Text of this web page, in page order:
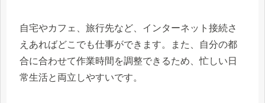
自宅やカフェ、旅行先など、インターネット接続さ
えあればどこでも仕事ができます。また、自分の都
合に合わせて作業時間を調整できるため、忙しい日
常生活と両立しやすいです。